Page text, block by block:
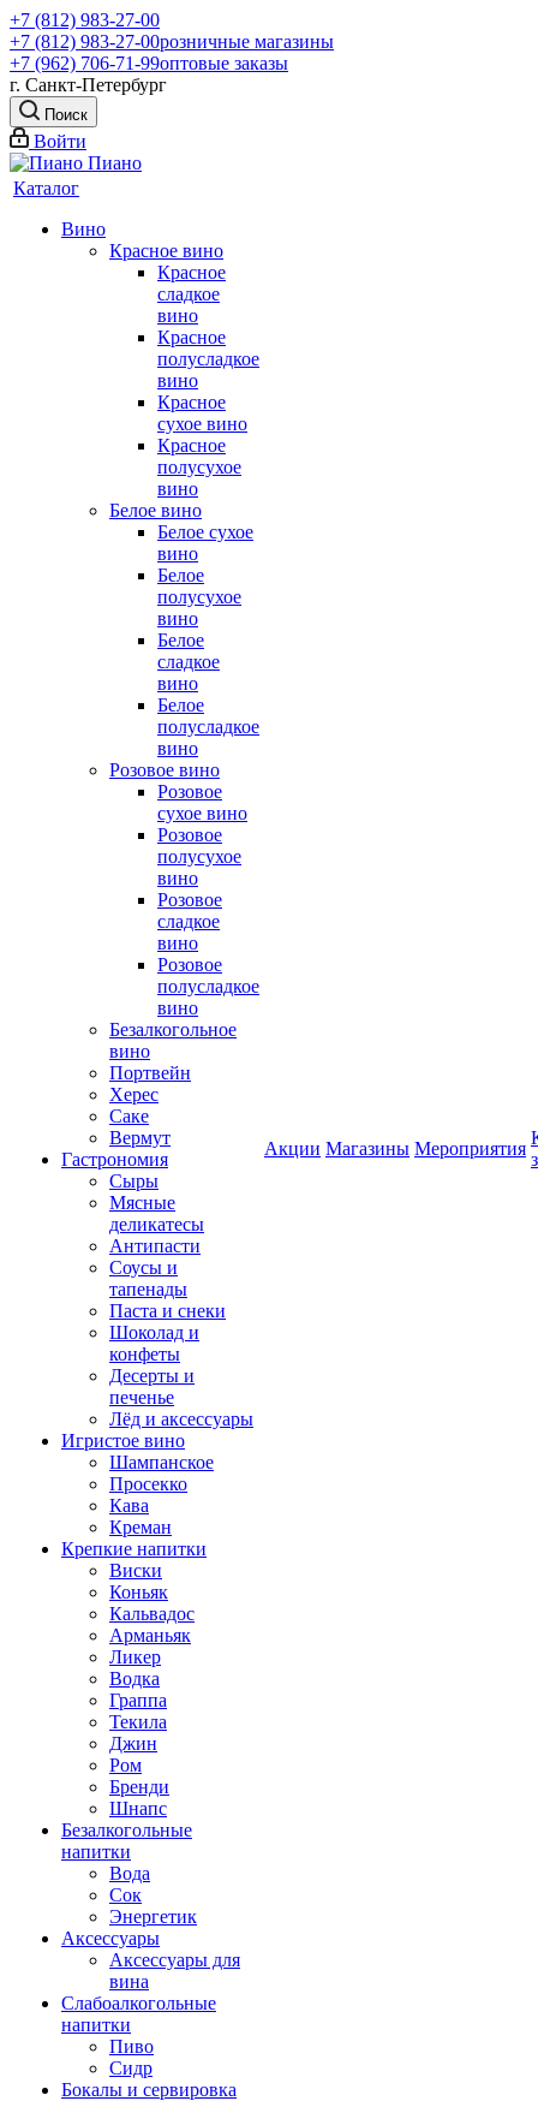
+7 (812) 983-27-00
+7 (812) 983-27-00розничные магазины
+7 (962) 706-71-99оптовые заказы
г. Санкт-Петербург
Поиск
Войти
Каталог
Вино
Красное вино
Красное
сладкое
вино
Красное
полусладкое
вино
Красное
сухое вино
Красное
полусухое
вино
Белое вино
Белое сухое
вино
Белое
полусухое
вино
Белое
сладкое
вино
Белое
полусладкое
вино
Розовое вино
Розовое
сухое вино
Розовое
полусухое
вино
Розовое
сладкое
вино
Розовое
полусладкое
вино
Безалкогольное
вино
Портвейн
Херес
Саке
Вермут
Гастрономия
Сыры
Мясные
деликатесы
Антипасти
Соусы и
тапенады
Паста и снеки
Шоколад и
конфеты
Десерты и
печенье
Лёд и аксессуары
Игристое вино
Шампанское
Просекко
Кава
Креман
Крепкие напитки
Виски
Коньяк
Кальвадос
Арманьяк
Ликер
Водка
Граппа
Текила
Джин
Ром
Бренди
Шнапс
Безалкогольные
напитки
Вода
Сок
Энергетик
Аксессуары
Аксессуары для
вина
Слабоалкогольные
напитки
Пиво
Сидр
Бокалы и сервировка
Акции Магазины Мероприятия